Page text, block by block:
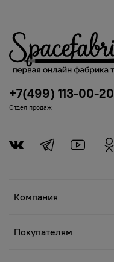
Компания
Покупателям
+7(499) 113-00-20
Отдел продаж